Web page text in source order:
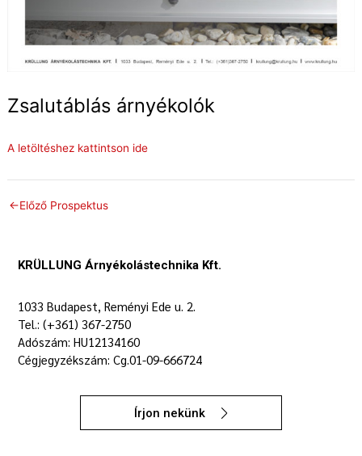
Zsalutáblás árnyékolók
A letöltéshez kattintson ide
←Előző Prospektus
KRÜLLUNG Árnyékolástechnika Kft.
1033 Budapest, Reményi Ede u. 2.
Tel.: (+361) 367-2750
Adószám: HU12134160
Cégjegyzékszám: Cg.01-09-666724
Írjon nekünk